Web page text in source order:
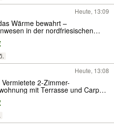
Heute, 13:09
Wärme bewahrt –
in der nordfriesischen
Heute, 13:08
2-Zimmer-
mit Terrasse und Carport
Husum